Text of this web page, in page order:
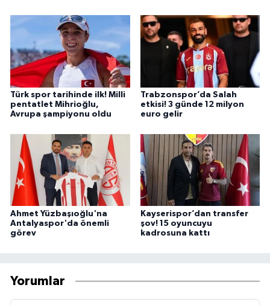
Türk spor tarihinde ilk! Milli
pentatlet Mihrioğlu,
Avrupa şampiyonu oldu
Trabzonspor’da Salah
etkisi! 3 günde 12 milyon
euro gelir
Ahmet Yüzbaşıoğlu'na
Antalyaspor'da önemli
görev
Kayserispor’dan transfer
şov! 15 oyuncuyu
kadrosuna kattı
Yorumlar